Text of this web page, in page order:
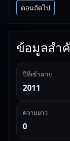
ตอนถัดไป
ข้อมูลสำ
ปีที่เข้าฉาย
2011
ความยาว
0